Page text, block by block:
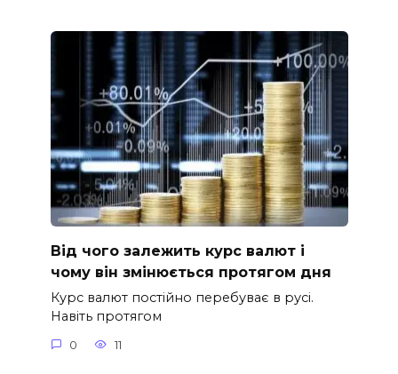
Від чого залежить курс валют і
чому він змінюється протягом дня
Курс валют постійно перебуває в русі.
Навіть протягом
0 11